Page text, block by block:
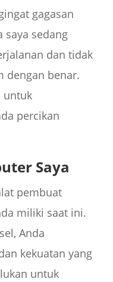
gagasan
saya sedang
dan tidak
dengan benar.
untuk
percikan
Saya
pembuat
miliki saat ini.
Anda
kekuatan yang
untuk